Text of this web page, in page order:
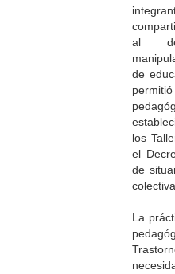
al
de
los
el
de
La